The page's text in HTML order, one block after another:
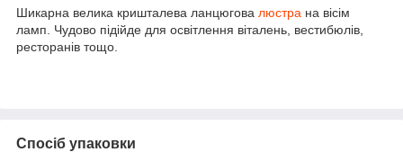
Шикарна велика кришталева ланцюгова люстра на вісім
ламп. Чудово підійде для освітлення віталень, вестибюлів,
ресторанів тощо.
Спосіб упаковки